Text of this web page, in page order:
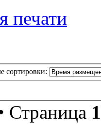
печати
сортировки:
Страница 1